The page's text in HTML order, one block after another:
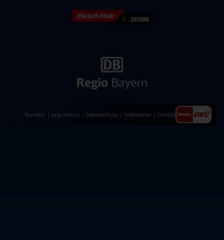
Kontakt Impressum Datenschutz Newsletter Feedback|AGB